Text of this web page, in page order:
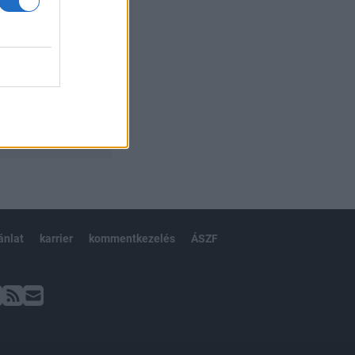
karrier kommentkezelés ÁSZF